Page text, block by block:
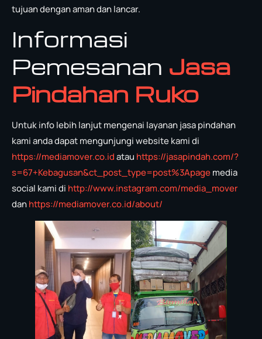
tujuan dengan aman dan lancar.
Informasi
Pemesanan Jasa
Pindahan Ruko
Untuk info lebih lanjut mengenai layanan jasa pindahan
kami anda dapat mengunjungi website kami di
https://mediamover.co.idatau https://jasapindah.com/?
s=67+Kebagusan&ct_post_type=post%3Apagemedia
social kami di http://www.instagram.com/media_mover
danhttps://mediamover.co.id/about/